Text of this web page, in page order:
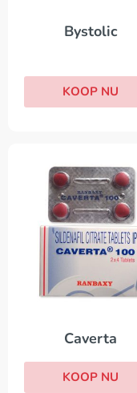
Bystolic
KOOP NU
Caverta
KOOP NU